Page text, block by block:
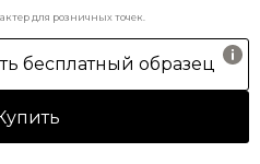
для розничных точек.
бесплатный образец